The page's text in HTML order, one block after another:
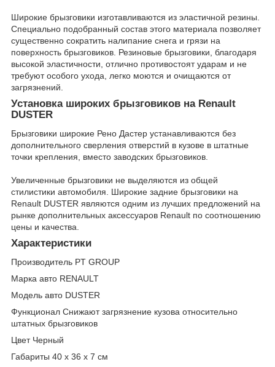
Широкие брызговики изготавливаются из эластичной резины.
Специально подобранный состав этого материала позволяет
существенно сократить налипание снега и грязи на
поверхность брызговиков. Резиновые брызговики, благодаря
высокой эластичности, отлично противостоят ударам и не
требуют особого ухода, легко моются и очищаются от
загрязнений.
Установка широких брызговиков на Renault
DUSTER
Брызговики широкие Рено Дастер устанавливаются без
дополнительного сверления отверстий в кузове в штатные
точки крепления, вместо заводских брызговиков.
Увеличенные брызговики не выделяются из общей
стилистики автомобиля. Широкие задние брызговики на
Renault DUSTER являются одним из лучших предложений на
рынке дополнительных аксессуаров Renault по соотношению
цены и качества.
Характеристики
Производитель PT GROUP
Марка авто RENAULT
Модель авто DUSTER
Функционал Снижают загрязнение кузова относительно
штатных брызговиков
Цвет Черный
Габариты 40 х 36 х 7 см